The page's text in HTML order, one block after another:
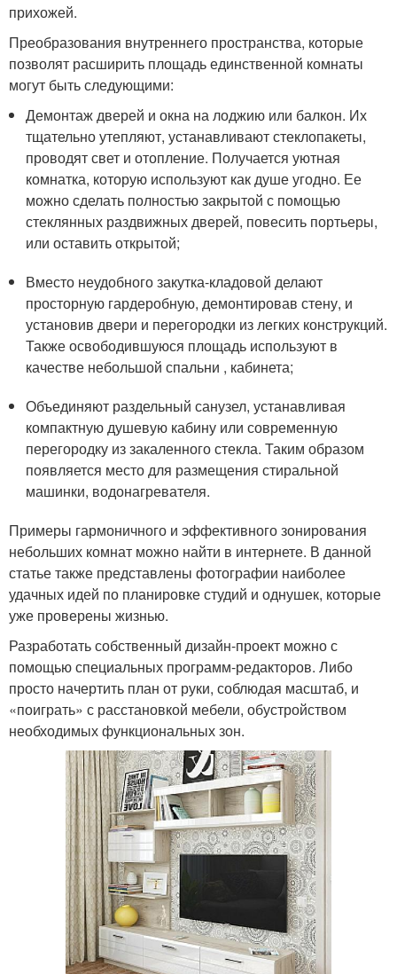
прихожей.
Преобразования внутреннего пространства, которые
позволят расширить площадь единственной комнаты
могут быть следующими:
Демонтаж дверей и окна на лоджию или балкон. Их
тщательно утепляют, устанавливают стеклопакеты,
проводят свет и отопление. Получается уютная
комнатка, которую используют как душе угодно. Ее
можно сделать полностью закрытой с помощью
стеклянных раздвижных дверей, повесить портьеры,
или оставить открытой;
Вместо неудобного закутка-кладовой делают
просторную гардеробную, демонтировав стену, и
установив двери и перегородки из легких конструкций.
Также освободившуюся площадь используют в
качестве небольшой спальни , кабинета;
Объединяют раздельный санузел, устанавливая
компактную душевую кабину или современную
перегородку из закаленного стекла. Таким образом
появляется место для размещения стиральной
машинки, водонагревателя.
Примеры гармоничного и эффективного зонирования
небольших комнат можно найти в интернете. В данной
статье также представлены фотографии наиболее
удачных идей по планировке студий и однушек, которые
уже проверены жизнью.
Разработать собственный дизайн-проект можно с
помощью специальных программ-редакторов. Либо
просто начертить план от руки, соблюдая масштаб, и
«поиграть» с расстановкой мебели, обустройством
необходимых функциональных зон.